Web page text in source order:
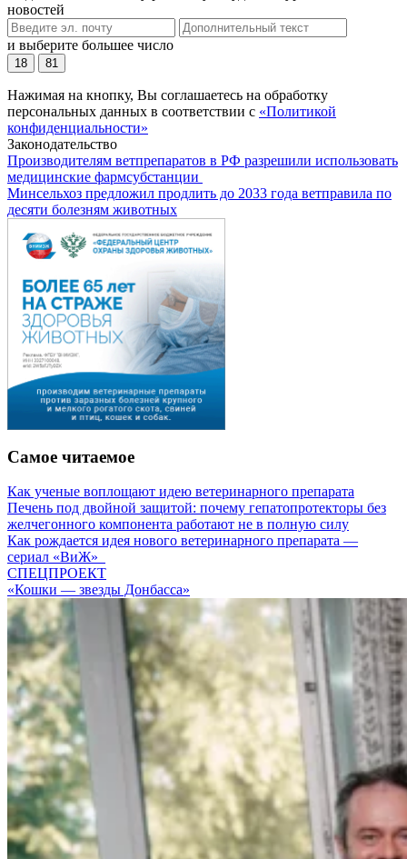
новостей
и выберите большее число
18 81
Нажимая на кнопку, Вы соглашаетесь на обработку
персональных данных в соответствии с «Политикой
конфиденциальности»
Законодательство
Производителям ветпрепаратов в РФ разрешили использовать
медицинские фармсубстанции
Минсельхоз предложил продлить до 2033 года ветправила по
десяти болезням животных
Самое читаемое
Как ученые воплощают идею ветеринарного препарата
Печень под двойной защитой: почему гепатопротекторы без
желчегонного компонента работают не в полную силу
Как рождается идея нового ветеринарного препарата —
сериал «ВиЖ»
СПЕЦПРОЕКТ
«Кошки — звезды Донбасса»